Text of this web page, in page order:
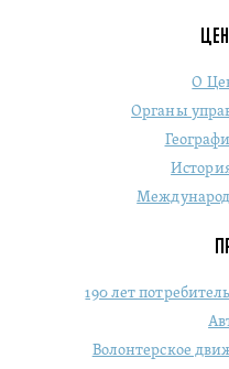
О
Органы
190 лет
Волонтерское